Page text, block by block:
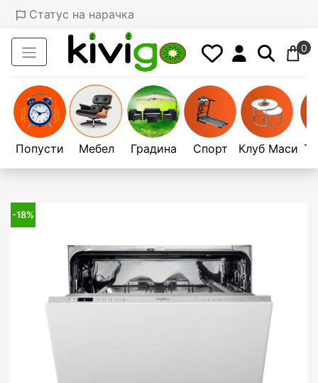
Статус на нарачка
0
Попусти Мебел Градина Спорт Клуб Маси
-18%